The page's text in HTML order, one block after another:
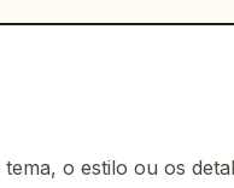
o estilo ou os